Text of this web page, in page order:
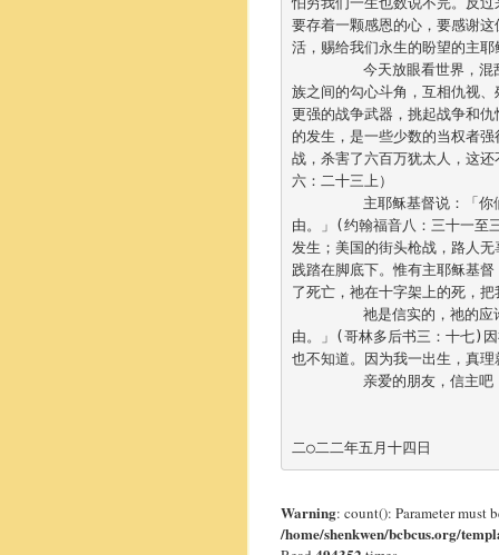
要存着一颗感恩的心，要感谢
活，赐给我们永生的盼望的主耶
今天放眼看世界，
族之间的勾心斗角，互相仇视、
更强的战争武器，挑起战争和
的发生，是一些少数的当权者
战，杀害了六百万犹太人，这还
六：二十三上）
主耶稣基督说：「
由。」(约翰福音八： 三十一至
发生；美国的街头枪战， 路人无
践踏在脚底下。惟有主耶稣基督
了死亡，祂在十字架上的死，把
祂是信实的，祂的
由。」(哥林多后书三：十七)因
也不知道。因为我一出生，真理
亲爱的朋友，信主
二○二二年五月十四日
Warning: count(): Parameter must
/home/shenkwen/bcbcus.org/